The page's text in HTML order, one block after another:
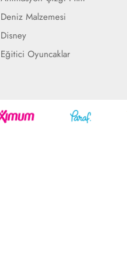
Deniz Malzemesi
Disney
Eğitici Oyuncaklar